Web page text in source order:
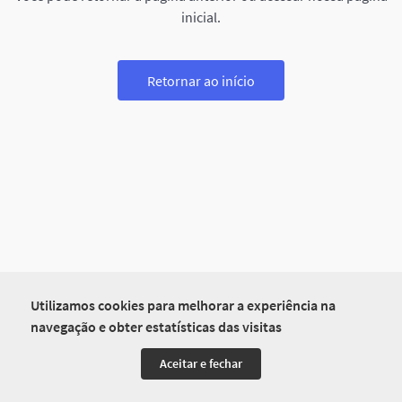
Utilizamos cookies para melhorar a experiência na
navegação e obter estatísticas das visitas
Aceitar e fechar
inicial.
Retornar ao início